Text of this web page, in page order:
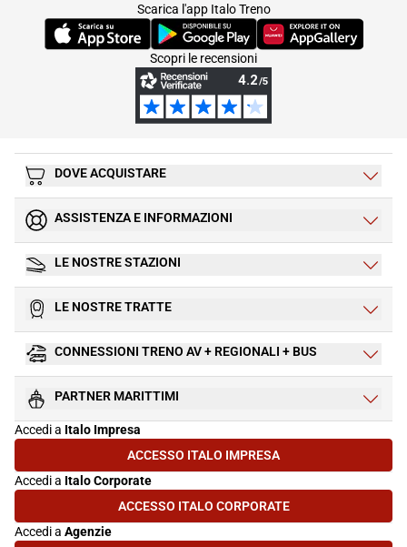
Scarica l'app Italo Treno
(Si apre in una nuova scheda)(Si apre in una nuova scheda)
(Si apre in una nuova
Scopri le recensioni
DOVE ACQUISTARE
ASSISTENZA E INFORMAZIONI
LE NOSTRE STAZIONI
LE NOSTRE TRATTE
CONNESSIONI TRENO AV + REGIONALI + BUS
PARTNER MARITTIMI
Accedi a Italo Impresa
ACCESSO ITALO IMPRESA(SI APRE IN UNA NUOVA SCHEDA)
Accedi a Italo Corporate
ACCESSO ITALO CORPORATE(SI APRE IN UNA NUOVA SCHEDA)
Accedi a Agenzie